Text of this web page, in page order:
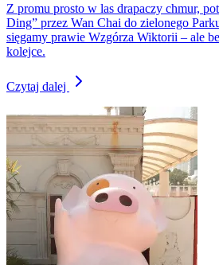
Z promu prosto w las drapaczy chmur,
Ding” przez Wan Chai do zielonego
sięgamy prawie Wzgórza Wiktorii – ale
kolejce.
Czytaj dalej